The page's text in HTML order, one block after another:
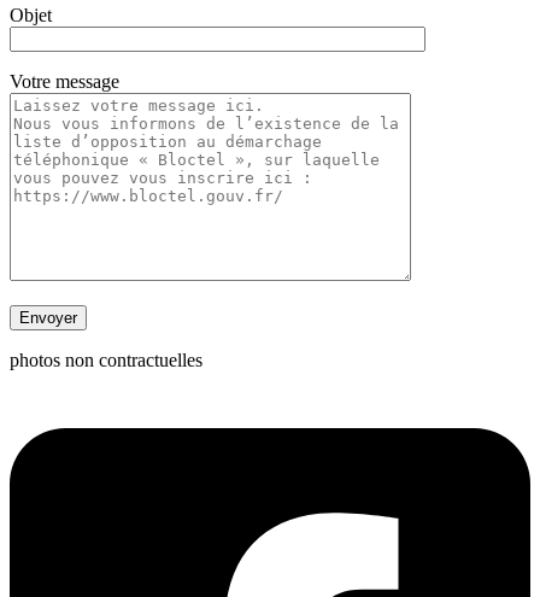
Objet
Votre message
photos non contractuelles